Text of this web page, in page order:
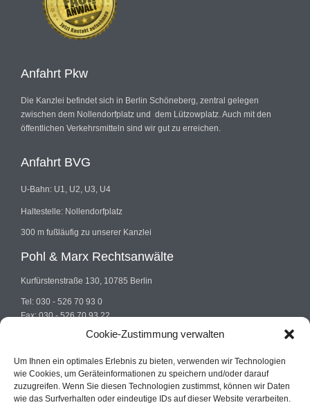
Cookie-Zustimmung verwalten
Um Ihnen ein optimales Erlebnis zu bieten, verwenden wir Technologien
wie Cookies, um Geräteinformationen zu speichern und/oder darauf
zuzugreifen. Wenn Sie diesen Technologien zustimmst, können wir Daten
wie das Surfverhalten oder eindeutige IDs auf dieser Website verarbeiten.
Anfahrt Pkw
Die Kanzlei befindet sich in Berlin Schöneberg, zentral gelegen
zwischen dem Nollendorfplatz und dem Lützowplatz. Auch mit den
öffentlichen Verkehrsmitteln sind wir gut zu erreichen.
Anfahrt BVG
U-Bahn: U1, U2, U3, U4
Haltestelle: Nollendorfplatz
300 m fußläufig zu unserer Kanzlei
Pohl & Marx Rechtsanwälte
Kurfürstenstraße 130, 10785 Berlin
Tel: 030 - 526 70 93 0
Fax: 030 - 526 70 93 22
E-mail: info@pohlundmarx.de